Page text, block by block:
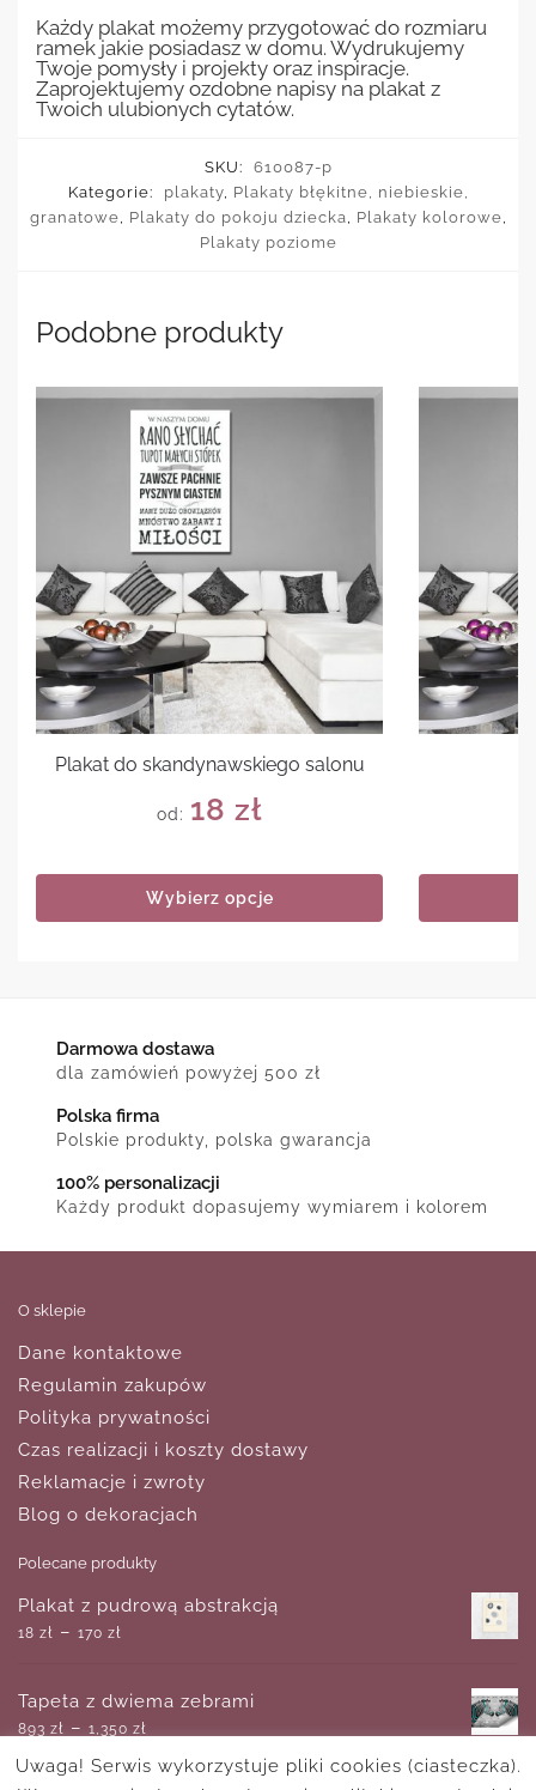
Każdy plakat możemy przygotować do rozmiaru
ramek jakie posiadasz w domu. Wydrukujemy
Twoje pomysły i projekty oraz inspiracje.
Zaprojektujemy ozdobne napisy na plakat z
Twoich ulubionych cytatów.
SKU:
610087-p
Kategorie:
plakaty, Plakaty błękitne, niebieskie,
granatowe, Plakaty do pokoju dziecka, Plakaty kolorowe,
Plakaty poziome
Podobne produkty
Plakat do skandynawskiego salonu
od: 18 zł
Wybierz opcje
Darmowa dostawa
dla zamówień powyżej 500 zł
Polska firma
Polskie produkty, polska gwarancja
100% personalizacji
Każdy produkt dopasujemy wymiarem i kolorem
O sklepie
Dane kontaktowe
Regulamin zakupów
Polityka prywatności
Czas realizacji i koszty dostawy
Reklamacje i zwroty
Blog o dekoracjach
Polecane produkty
Plakat z pudrową abstrakcją
18 zł – 170 zł
Tapeta z dwiema zebrami
893 zł – 1,350 zł
Uwaga! Serwis wykorzystuje pliki cookies (ciasteczka).